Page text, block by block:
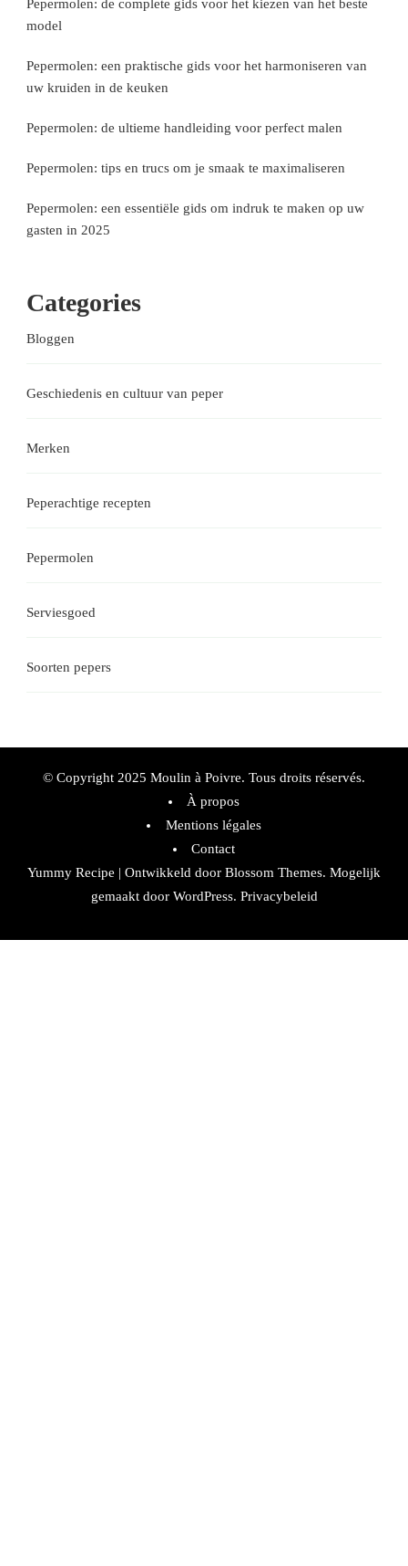
Pepermolen: de complete gids voor het kiezen van het beste
model
Pepermolen: een praktische gids voor het harmoniseren van
uw kruiden in de keuken
Pepermolen: de ultieme handleiding voor perfect malen
Pepermolen: tips en trucs om je smaak te maximaliseren
Pepermolen: een essentiële gids om indruk te maken op uw
gasten in 2025
Categories
Bloggen
Geschiedenis en cultuur van peper
Merken
Peperachtige recepten
Pepermolen
Serviesgoed
Soorten pepers
© Copyright 2025 Moulin à Poivre. Tous droits réservés.
À propos
Mentions légales
Contact
Yummy Recipe | Ontwikkeld door Blossom Themes. Mogelijk
gemaakt door WordPress. Privacybeleid